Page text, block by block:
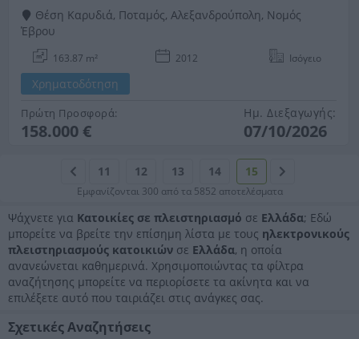
Θέση Καρυδιά, Ποταμός, Αλεξανδρούπολη, Νομός
Έβρου
163.87 m² 2012 Ισόγειο
Χρηματοδότηση
Πρώτη Προσφορά:
158.000 €
Ημ. Διεξαγωγής:
07/10/2026
11 12 13 14 15
Εμφανίζονται 300 από τα 5852 αποτελέσματα
Ψάχνετε για Κατοικίες σε πλειστηριασμό σε Ελλάδα; Εδώ
μπορείτε να βρείτε την επίσημη λίστα με τους ηλεκτρονικούς
πλειστηριασμούς κατοικιών σε Ελλάδα, η οποία
ανανεώνεται καθημερινά. Χρησιμοποιώντας τα φίλτρα
αναζήτησης μπορείτε να περιορίσετε τα ακίνητα και να
επιλέξετε αυτό που ταιριάζει στις ανάγκες σας.
Σχετικές Αναζητήσεις